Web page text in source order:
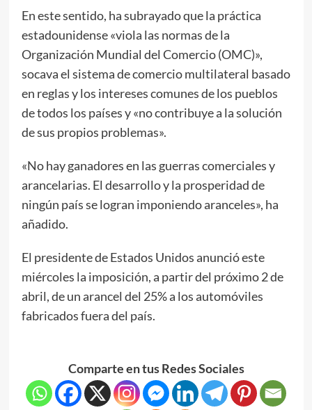
En este sentido, ha subrayado que la práctica
estadounidense «viola las normas de la
Organización Mundial del Comercio (OMC)»,
socava el sistema de comercio multilateral basado
en reglas y los intereses comunes de los pueblos
de todos los países y «no contribuye a la solución
de sus propios problemas».
«No hay ganadores en las guerras comerciales y
arancelarias. El desarrollo y la prosperidad de
ningún país se logran imponiendo aranceles», ha
añadido.
El presidente de Estados Unidos anunció este
miércoles la imposición, a partir del próximo 2 de
abril, de un arancel del 25% a los automóviles
fabricados fuera del país.
Comparte en tus Redes Sociales